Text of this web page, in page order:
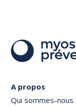
A propos
Qui sommes-nous